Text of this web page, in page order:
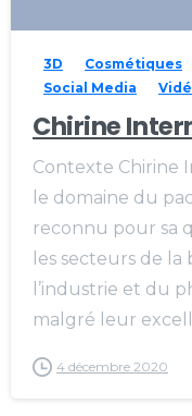
3D Cosmétiques
Social Media
Chirine
Contexte Chirine
le domaine du
reconnu pour sa
les secteurs de
l’industrie et du
malgré leur
4 décembre 2020